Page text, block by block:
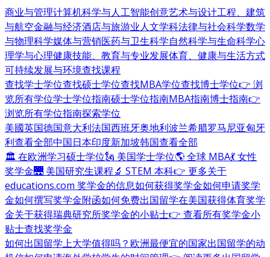
商业与管理计算机科学与人工智能创意艺术与设计工程、建筑
与航空金融与经济酒店与旅游业人文学科法律与社会科学数学
与物理科学媒体与营销医药与卫生科学自然科学与生命科学心
理学与心理健康技能、教育与专业发展体育、健康与生活方式
可持续发展与环境查找课程
查找学士学位查找硕士学位查找MBA学位查找博士学位👉 浏
览所有学位学士学位指南硕士学位指南MBA指南博士指南👉
浏览所有学位指南探索学位
美國英国德国意大利法国西班牙奥地利波兰希腊罗马尼亚匈牙
利查看全部中国日本印度新加坡韩国查看全部
🏛 在欧洲学习硕士学位🗽 美国学士学位🌎 全球 MBA💃 女性
奖学金🌉 美国研究生课程🔬 STEM 本科👉 更多关于
educations.com 奖学金的信息如何获得奖学金如何申请奖学
金如何撰写奖学金附函如何免费出国留学在美国获得体育奖学
金关于获得瑞典研究所奖学金的小贴士👉 查看所有奖学金小
贴士查找奖学金
如何出国留学上大学值得吗？ 欧洲最便宜的国家出国留学的动